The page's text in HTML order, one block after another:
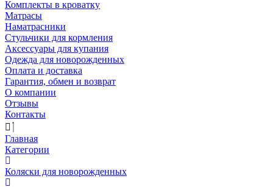
Комплекты в кроватку
Матрасы
Наматрасники
Стульчики для кормления
Аксессуары для купания
Одежда для новорожденных
Оплата и доставка
Гарантия, обмен и возврат
О компании
Отзывы
Контакты
Главная
Категории
Коляски для новорожденных